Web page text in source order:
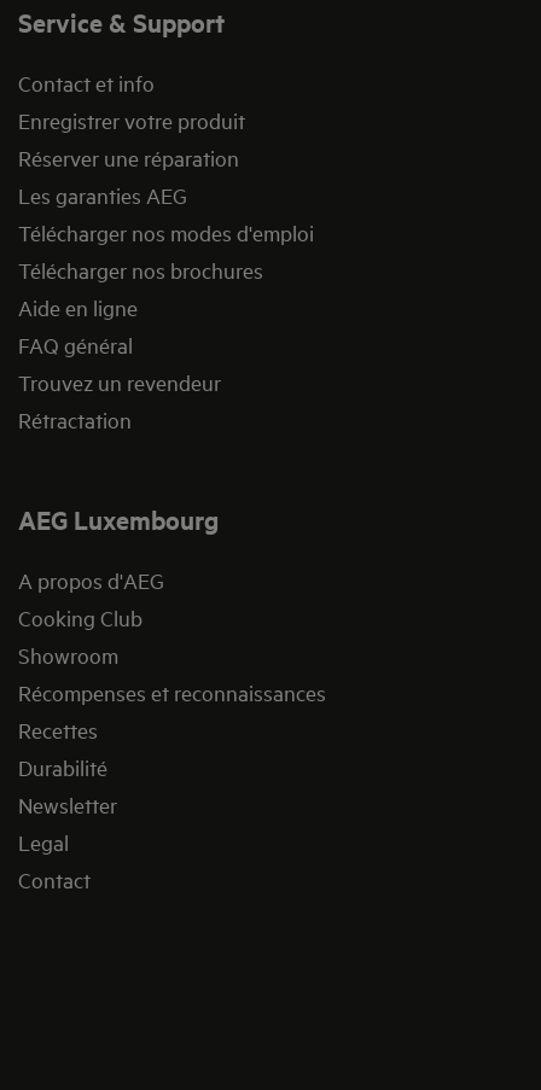
Service & Support
Contact et info
Enregistrer votre produit
Réserver une réparation
Les garanties AEG
Télécharger nos modes d'emploi
Télécharger nos brochures
Aide en ligne
FAQ général
Trouvez un revendeur
Rétractation
AEG Luxembourg
A propos d'AEG
Cooking Club
Showroom
Récompenses et reconnaissances
Recettes
Durabilité
Newsletter
Legal
Contact